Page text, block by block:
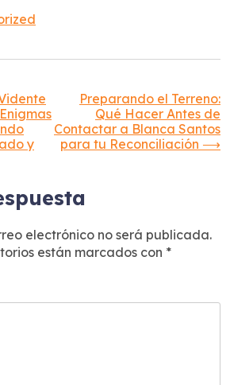
y
Preparando el Terreno:
Qué Hacer Antes de
Contactar a Blanca Santos
para tu Reconciliación ⟶
electrónico no será publicada.
están marcados con *